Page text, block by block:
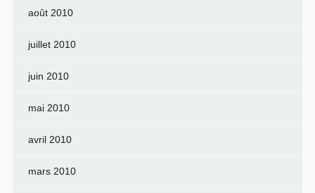
août 2010
juillet 2010
juin 2010
mai 2010
avril 2010
mars 2010